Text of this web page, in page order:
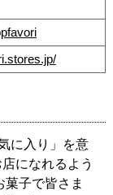
に入り」を意
になれるよう
子で皆さま